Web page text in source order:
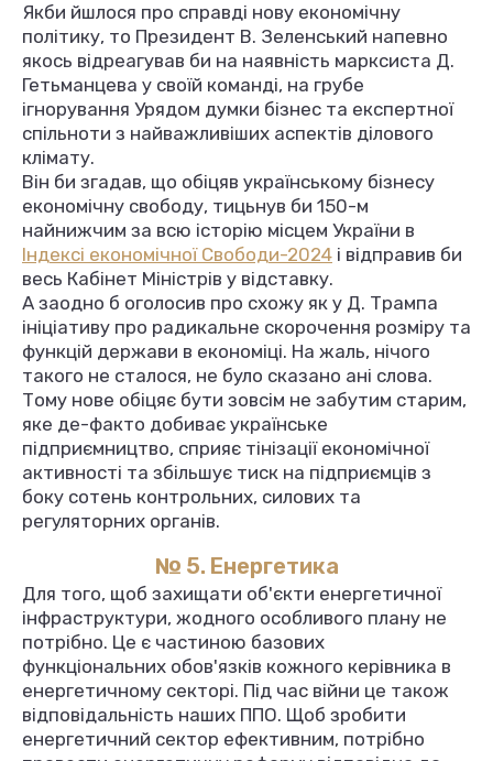
Якби йшлося про справді нову економічну
політику, то Президент В. Зеленський напевно
якось відреагував би на наявність марксиста Д.
Гетьманцева у своїй команді, на грубе
ігнорування Урядом думки бізнес та експертної
спільноти з найважливіших аспектів ділового
клімату.
Він би згадав, що обіцяв українському бізнесу
економічну свободу, тицьнув би 150-м
найнижчим за всю історію місцем України в
Індексі економічної Свободи-2024 і відправив би
весь Кабінет Міністрів у відставку.
А заодно б оголосив про схожу як у Д. Трампа
ініціативу про радикальне скорочення розміру та
функцій держави в економіці. На жаль, нічого
такого не сталося, не було сказано ані слова.
Тому нове обіцяє бути зовсім не забутим старим,
яке де-факто добиває українське
підприємництво, сприяє тінізації економічної
активності та збільшує тиск на підприємців з
боку сотень контрольних, силових та
регуляторних органів.
№ 5. Енергетика
Для того, щоб захищати об'єкти енергетичної
інфраструктури, жодного особливого плану не
потрібно. Це є частиною базових
функціональних обов'язків кожного керівника в
енергетичному секторі. Під час війни це також
відповідальність наших ППО. Щоб зробити
енергетичний сектор ефективним, потрібно